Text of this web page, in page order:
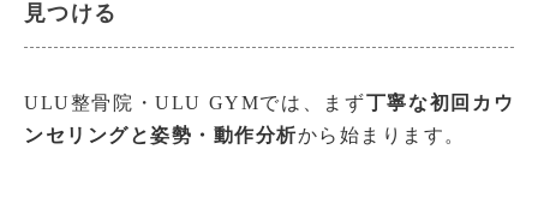
見つける
ULU整骨院・ULU GYMでは、まず丁寧な初回カウ
ンセリングと姿勢・動作分析から始まります。